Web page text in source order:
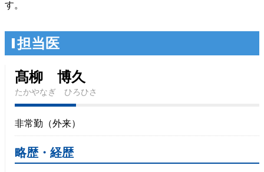
す。
担当医
髙柳 博久
たかやなぎ ひろひさ
非常勤（外来）
略歴・経歴